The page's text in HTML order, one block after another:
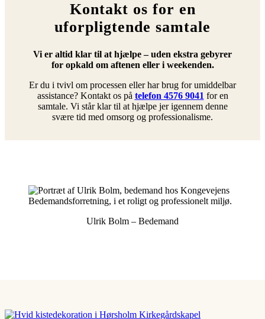
Kontakt os for en
uforpligtende samtale
Vi er altid klar til at hjælpe – uden ekstra gebyrer
for opkald om aftenen eller i weekenden.
Er du i tvivl om processen eller har brug for umiddelbar
assistance? Kontakt os på telefon 4576 9041 for en
samtale. Vi står klar til at hjælpe jer igennem denne
svære tid med omsorg og professionalisme.
Ulrik Bolm – Bedemand